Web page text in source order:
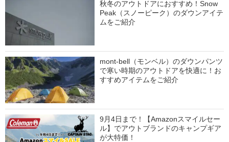
秋冬のアウトドアにおすすめ！Snow
Peak（スノーピーク）のダウンアイテ
ムをご紹介
mont-bell（モンベル）のダウンパンツ
で寒い時期のアウトドアを快適に！お
すすめアイテムをご紹介
9月4日まで！【Amazonスマイルセー
ル】でアウトブランドのキャンプギア
が大特価！